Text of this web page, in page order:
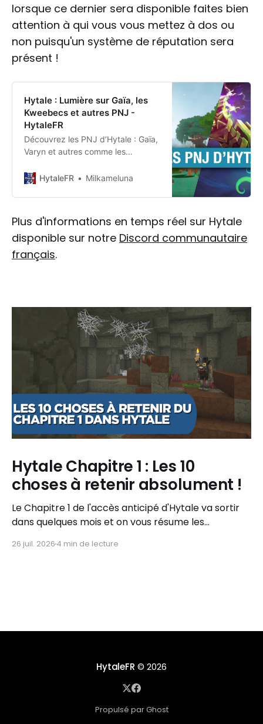
lorsque ce dernier sera disponible faites bien
attention à qui vous vous mettez à dos ou
non puisqu'un système de réputation sera
présent !
Hytale : Lumière sur Gaïa, les
Kweebecs et autres PNJ -
HytaleFR
Découvrez les PNJ d’Hytale : Gaïa,
Varyn et autres comme les
HytaleFR
Milkameluna
Plus d'informations en temps réel sur Hytale
disponible sur notre Discord communautaire
français.
Hytale Chapitre 1 : Les 10
choses à retenir absolument !
Le Chapitre 1 de l'accès anticipé d'Hytale va sortir
dans quelques mois et on vous résume les
26 juil. 2026 4 min de lecture
HytaleFR © 2026
Propulsé par Ghost